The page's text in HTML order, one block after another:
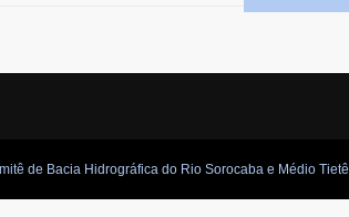
de Bacia Hidrográfica do Rio Sorocaba e Médio Tietê